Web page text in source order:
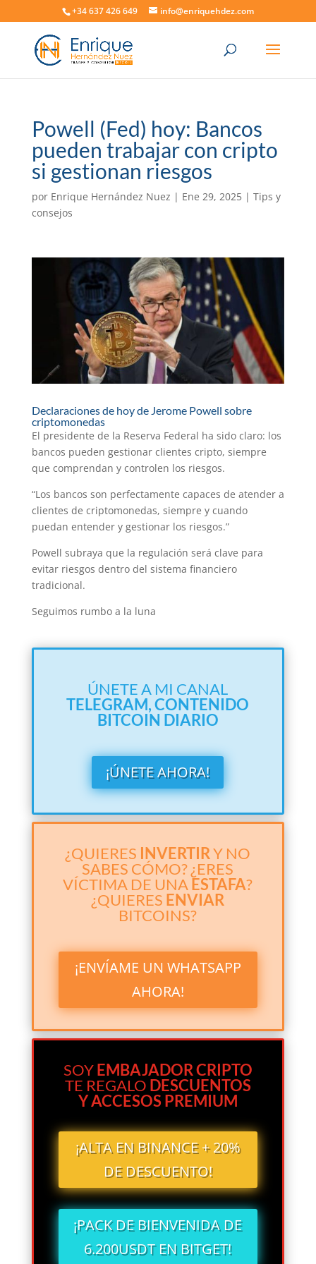
+34 637 426 649 info@enriquehdez.com
Powell (Fed) hoy: Bancos
pueden trabajar con cripto
si gestionan riesgos
por Enrique Hernández Nuez | Ene 29, 2025| Tips y
consejos
Declaraciones de hoy de Jerome Powell sobre
criptomonedas
El presidente de la Reserva Federal ha sido claro: los
bancos pueden gestionar clientes cripto, siempre
que comprendan y controlen los riesgos.
“Los bancos son perfectamente capaces de atender a
clientes de criptomonedas, siempre y cuando
puedan entender y gestionar los riesgos.”
Powell subraya que la regulación será clave para
evitar riesgos dentro del sistema financiero
tradicional.
Seguimos rumbo a la luna
ÚNETE A MI CANAL
TELEGRAM,CONTENIDO
BITCOIN DIARIO
¡ÚNETE AHORA!
¿QUIERES INVERTIRY NO
SABES CÓMO? ¿ERES
VÍCTIMA DE UNAESTAFA?
¿QUIERES ENVIAR
BITCOINS?
¡ENVÍAME UN WHATSAPP
AHORA!
SOYEMBAJADOR CRIPTO
TE REGALO DESCUENTOS
Y ACCESOS PREMIUM
¡ALTA EN BINANCE + 20%
DE DESCUENTO!
¡PACK DE BIENVENIDA DE
6.200USDT EN BITGET!